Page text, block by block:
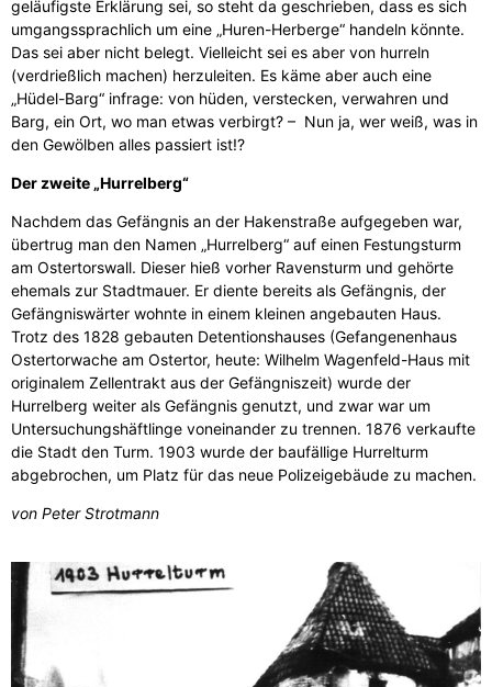
geläufigste Erklärung sei, so steht da geschrieben, dass es sich
umgangssprachlich um eine „Huren-Herberge“ handeln könnte.
Das sei aber nicht belegt. Vielleicht sei es aber von hurreln
(verdrießlich machen) herzuleiten. Es käme aber auch eine
„Hüdel-Barg“ infrage: von hüden, verstecken, verwahren und
Barg, ein Ort, wo man etwas verbirgt? – Nun ja, wer weiß, was in
den Gewölben alles passiert ist!?
Der zweite „Hurrelberg“
Nachdem das Gefängnis an der Hakenstraße aufgegeben war,
übertrug man den Namen „Hurrelberg“ auf einen Festungsturm
am Ostertorswall. Dieser hieß vorher Ravensturm und gehörte
ehemals zur Stadtmauer. Er diente bereits als Gefängnis, der
Gefängniswärter wohnte in einem kleinen angebauten Haus.
Trotz des 1828 gebauten Detentionshauses (Gefangenenhaus
Ostertorwache am Ostertor, heute: Wilhelm Wagenfeld-Haus mit
originalem Zellentrakt aus der Gefängniszeit) wurde der
Hurrelberg weiter als Gefängnis genutzt, und zwar war um
Untersuchungshäftlinge voneinander zu trennen. 1876 verkaufte
die Stadt den Turm. 1903 wurde der baufällige Hurrelturm
abgebrochen, um Platz für das neue Polizeigebäude zu machen.
von Peter Strotmann